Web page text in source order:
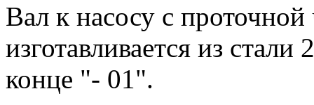
Вал к насосу с
изготавливается из
конце "- 01".